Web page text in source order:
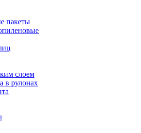
пакеты
слоем
в рулонах